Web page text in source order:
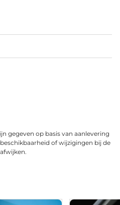
gevoel bij slecht
een stuk lichter dan
F3 2.0 is
oplage en is
Nexus 8-speed
riemaandrijving. Ideaal
zonder zorgen.
gegeven op basis van aanlevering
of wijzigingen bij de